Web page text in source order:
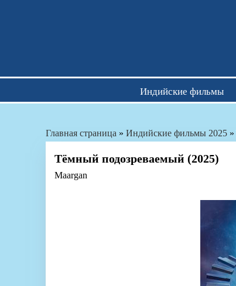
Индийские фильмы
Главная страница » Индийские фильмы 2025 »
Тёмный подозреваемый (2025)
Maargan